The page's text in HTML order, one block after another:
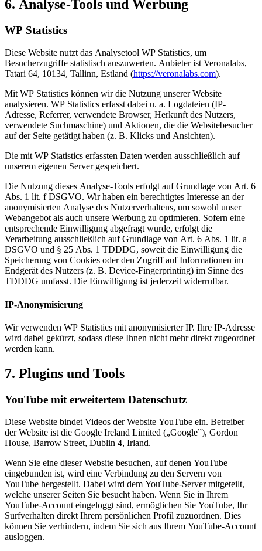
6. Analyse-Tools und Werbung
WP Statistics
Diese Website nutzt das Analysetool WP Statistics, um
Besucherzugriffe statistisch auszuwerten. Anbieter ist Veronalabs,
Tatari 64, 10134, Tallinn, Estland (https://veronalabs.com).
Mit WP Statistics können wir die Nutzung unserer Website
analysieren. WP Statistics erfasst dabei u. a. Logdateien (IP-
Adresse, Referrer, verwendete Browser, Herkunft des Nutzers,
verwendete Suchmaschine) und Aktionen, die die Websitebesucher
auf der Seite getätigt haben (z. B. Klicks und Ansichten).
Die mit WP Statistics erfassten Daten werden ausschließlich auf
unserem eigenen Server gespeichert.
Die Nutzung dieses Analyse-Tools erfolgt auf Grundlage von Art. 6
Abs. 1 lit. f DSGVO. Wir haben ein berechtigtes Interesse an der
anonymisierten Analyse des Nutzerverhaltens, um sowohl unser
Webangebot als auch unsere Werbung zu optimieren. Sofern eine
entsprechende Einwilligung abgefragt wurde, erfolgt die
Verarbeitung ausschließlich auf Grundlage von Art. 6 Abs. 1 lit. a
DSGVO und § 25 Abs. 1 TDDDG, soweit die Einwilligung die
Speicherung von Cookies oder den Zugriff auf Informationen im
Endgerät des Nutzers (z. B. Device-Fingerprinting) im Sinne des
TDDDG umfasst. Die Einwilligung ist jederzeit widerrufbar.
IP-Anonymisierung
Wir verwenden WP Statistics mit anonymisierter IP. Ihre IP-Adresse
wird dabei gekürzt, sodass diese Ihnen nicht mehr direkt zugeordnet
werden kann.
7. Plugins und Tools
YouTube mit erweitertem Datenschutz
Diese Website bindet Videos der Website YouTube ein. Betreiber
der Website ist die Google Ireland Limited („Google”), Gordon
House, Barrow Street, Dublin 4, Irland.
Wenn Sie eine dieser Website besuchen, auf denen YouTube
eingebunden ist, wird eine Verbindung zu den Servern von
YouTube hergestellt. Dabei wird dem YouTube-Server mitgeteilt,
welche unserer Seiten Sie besucht haben. Wenn Sie in Ihrem
YouTube-Account eingeloggt sind, ermöglichen Sie YouTube, Ihr
Surfverhalten direkt Ihrem persönlichen Profil zuzuordnen. Dies
können Sie verhindern, indem Sie sich aus Ihrem YouTube-Account
ausloggen.